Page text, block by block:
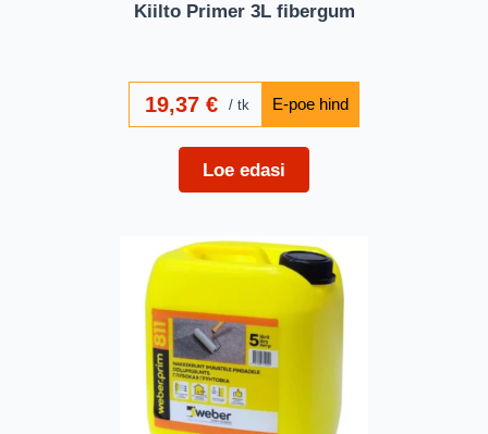
Kiilto Primer 3L fibergum
19,37 € tk
Loe edasi